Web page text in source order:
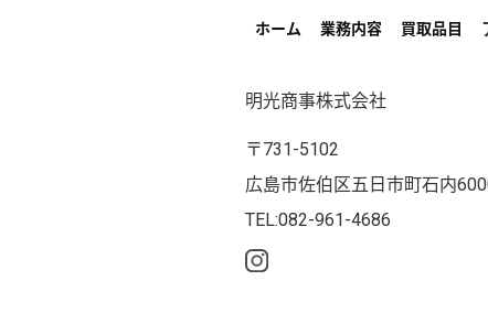
ホーム 業務内容 買取品目
明光商事株式会社
〒731-5102
広島市佐伯区五日市町石内
TEL:082-961-4686